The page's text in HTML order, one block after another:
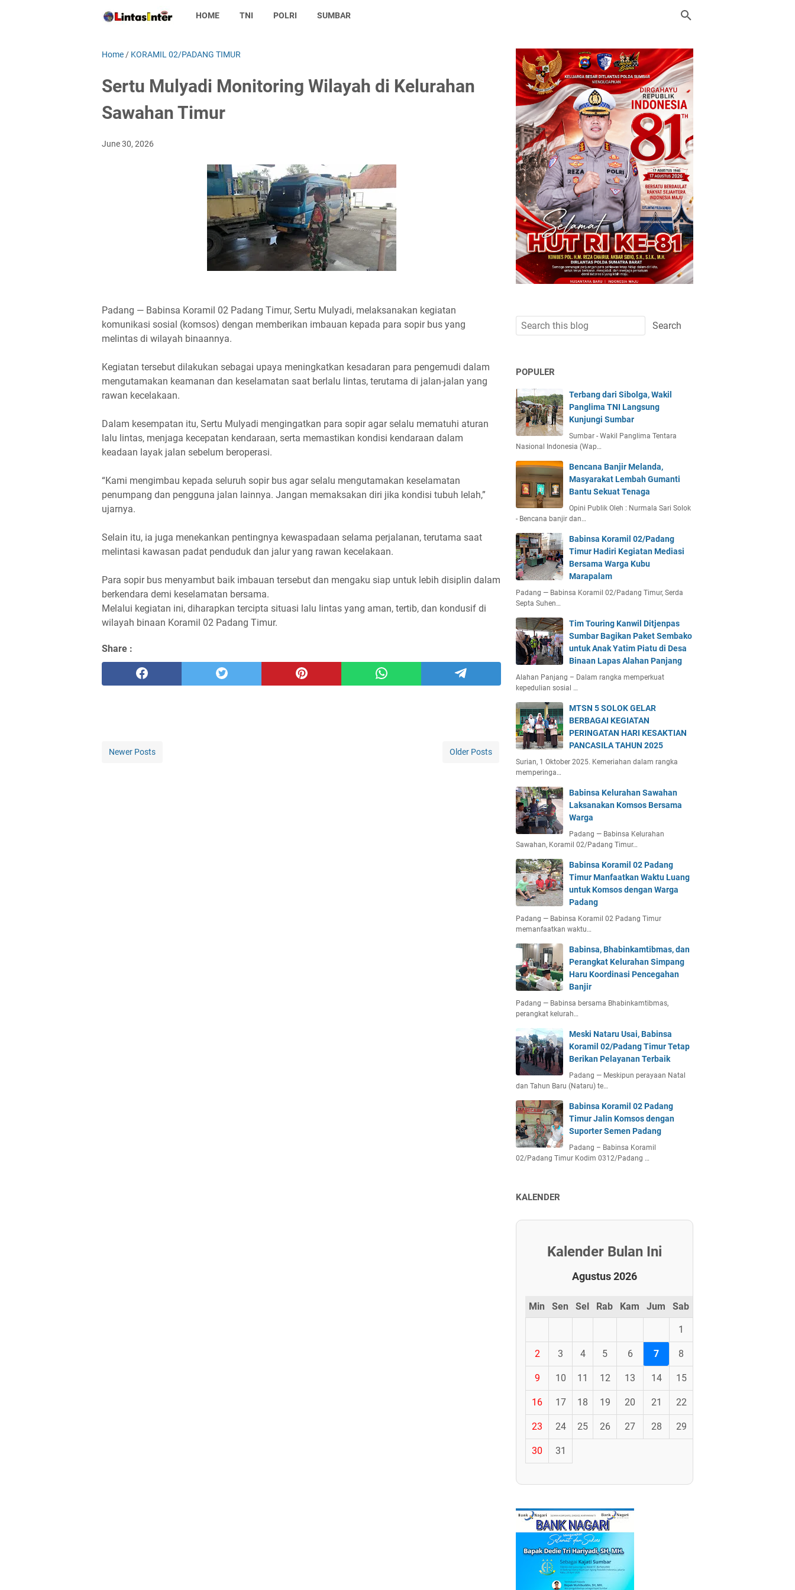
HOME TNI POLRI SUMBAR
Home / KORAMIL 02/PADANG TIMUR
Sertu Mulyadi Monitoring Wilayah di Kelurahan
Sawahan Timur
June 30, 2026
Padang — Babinsa Koramil 02 Padang Timur, Sertu Mulyadi, melaksanakan kegiatan
komunikasi sosial (komsos) dengan memberikan imbauan kepada para sopir bus yang
melintas di wilayah binaannya.
Kegiatan tersebut dilakukan sebagai upaya meningkatkan kesadaran para pengemudi dalam
mengutamakan keamanan dan keselamatan saat berlalu lintas, terutama di jalan-jalan yang
rawan kecelakaan.
Dalam kesempatan itu, Sertu Mulyadi mengingatkan para sopir agar selalu mematuhi aturan
lalu lintas, menjaga kecepatan kendaraan, serta memastikan kondisi kendaraan dalam
keadaan layak jalan sebelum beroperasi.
“Kami mengimbau kepada seluruh sopir bus agar selalu mengutamakan keselamatan
penumpang dan pengguna jalan lainnya. Jangan memaksakan diri jika kondisi tubuh lelah,”
ujarnya.
Selain itu, ia juga menekankan pentingnya kewaspadaan selama perjalanan, terutama saat
melintasi kawasan padat penduduk dan jalur yang rawan kecelakaan.
Para sopir bus menyambut baik imbauan tersebut dan mengaku siap untuk lebih disiplin dalam
berkendara demi keselamatan bersama.
Melalui kegiatan ini, diharapkan tercipta situasi lalu lintas yang aman, tertib, dan kondusif di
wilayah binaan Koramil 02 Padang Timur.
Share :
Newer Posts Older Posts
POPULER
Terbang dari Sibolga, Wakil
Panglima TNI Langsung
Kunjungi Sumbar
Sumbar - Wakil Panglima Tentara
Nasional Indonesia (Wap…
Bencana Banjir Melanda,
Masyarakat Lembah Gumanti
Bantu Sekuat Tenaga
Opini Publik Oleh : Nurmala Sari Solok
- Bencana banjir dan…
Babinsa Koramil 02/Padang
Timur Hadiri Kegiatan Mediasi
Bersama Warga Kubu
Marapalam
Padang — Babinsa Koramil 02/Padang Timur, Serda
Septa Suhen…
Tim Touring Kanwil Ditjenpas
Sumbar Bagikan Paket Sembako
untuk Anak Yatim Piatu di Desa
Binaan Lapas Alahan Panjang
Alahan Panjang – Dalam rangka memperkuat
kepedulian sosial …
MTSN 5 SOLOK GELAR
BERBAGAI KEGIATAN
PERINGATAN HARI KESAKTIAN
PANCASILA TAHUN 2025
Surian, 1 Oktober 2025. Kemeriahan dalam rangka
memperinga…
Babinsa Kelurahan Sawahan
Laksanakan Komsos Bersama
Warga
Padang — Babinsa Kelurahan
Sawahan, Koramil 02/Padang Timur…
Babinsa Koramil 02 Padang
Timur Manfaatkan Waktu Luang
untuk Komsos dengan Warga
Padang
Padang — Babinsa Koramil 02 Padang Timur
memanfaatkan waktu…
Babinsa, Bhabinkamtibmas, dan
Perangkat Kelurahan Simpang
Haru Koordinasi Pencegahan
Banjir
Padang — Babinsa bersama Bhabinkamtibmas,
perangkat kelurah…
Meski Nataru Usai, Babinsa
Koramil 02/Padang Timur Tetap
Berikan Pelayanan Terbaik
Padang — Meskipun perayaan Natal
dan Tahun Baru (Nataru) te…
Babinsa Koramil 02 Padang
Timur Jalin Komsos dengan
Suporter Semen Padang
Padang – Babinsa Koramil
02/Padang Timur Kodim 0312/Padang …
KALENDER
Kalender Bulan Ini
Agustus 2026
Min Sen Sel Rab Kam Jum Sab
1
2 3 4 5 6 7 8
9 10 11 12 13 14 15
16 17 18 19 20 21 22
23 24 25 26 27 28 29
30 31